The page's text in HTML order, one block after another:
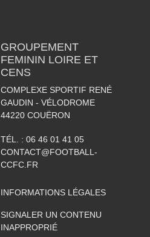
GROUPEMENT
FEMININ LOIRE ET
CENS
COMPLEXE SPORTIF RENÉ
GAUDIN - VÉLODROME
44220 COUËRON
TÉL. : 06 46 01 41 05
CONTACT@FOOTBALL-
CCFC.FR
INFORMATIONS LÉGALES
SIGNALER UN CONTENU
INAPPROPRIÉ